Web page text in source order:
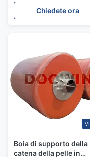
supporto Barca a vela
Ancoraggio Boia di
Chiedete ora
Boia di supporto della
catena della pelle in